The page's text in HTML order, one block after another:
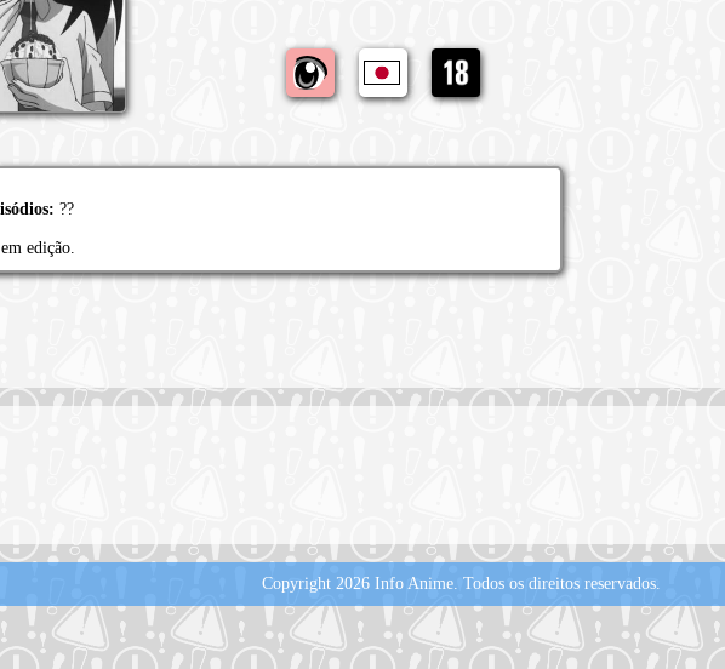
??
edição.
Copyright 2026 Info Anime. Todos os direitos reservados.